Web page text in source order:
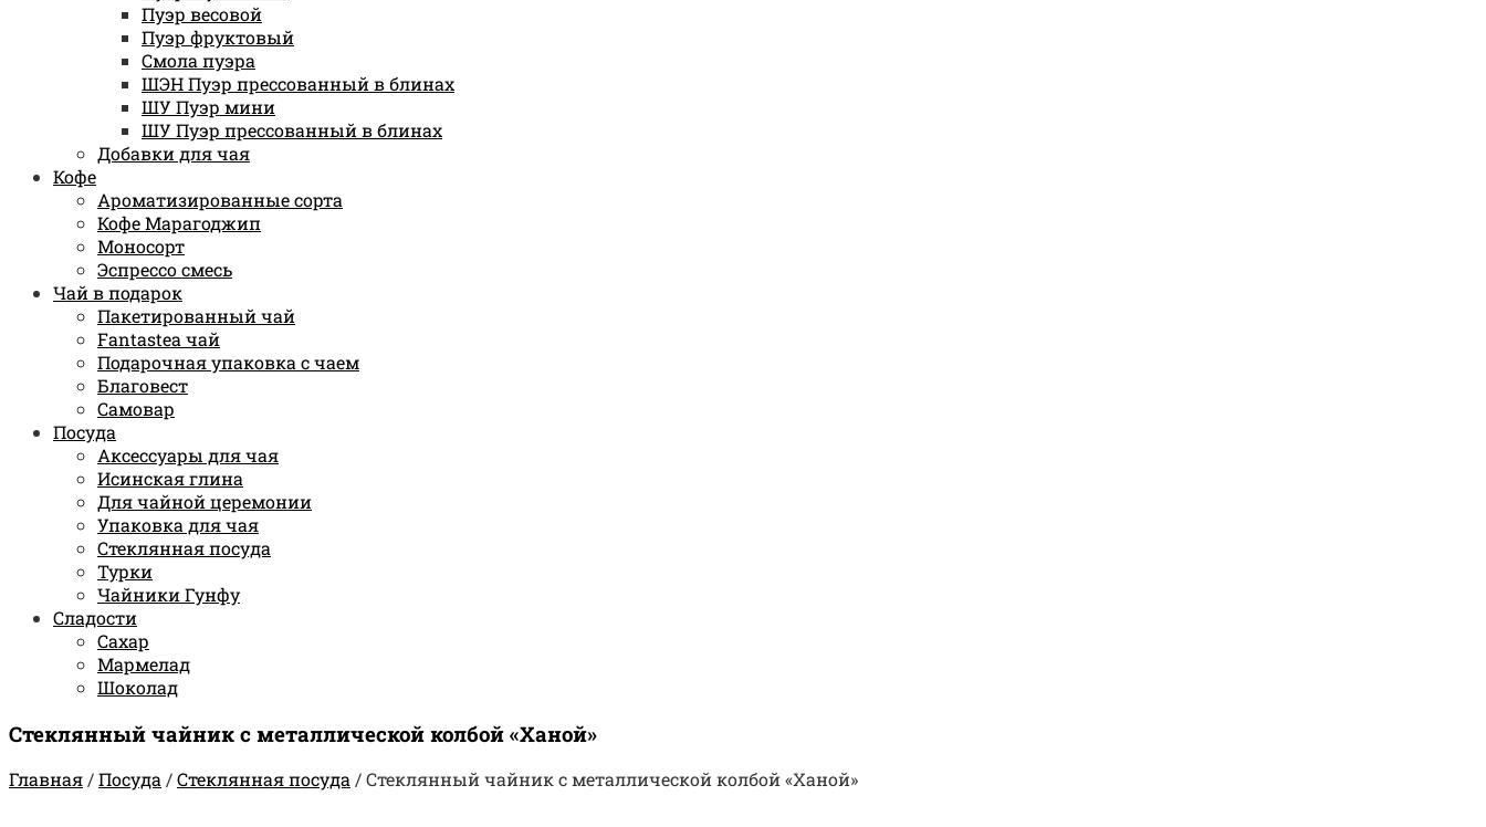
Пуэр весовой
Пуэр фруктовый
Смола пуэра
ШЭН Пуэр прессованный в блинах
ШУ Пуэр мини
ШУ Пуэр прессованный в блинах
Добавки для чая
Кофе
Ароматизированные сорта
Кофе Марагоджип
Моносорт
Эспрессо смесь
Чай в подарок
Пакетированный чай
Fantastea чай
Подарочная упаковка с чаем
Благовест
Самовар
Посуда
Аксессуары для чая
Исинская глина
Для чайной церемонии
Упаковка для чая
Стеклянная посуда
Турки
Чайники Гунфу
Сладости
Сахар
Мармелад
Шоколад
Стеклянный чайник с металлической колбой «Ханой»
Главная/Посуда/Стеклянная посуда/Стеклянный чайник с металлической колбой «Ханой»